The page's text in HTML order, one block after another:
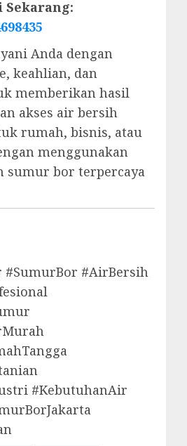
Anda dengan
keahlian, dan
memberikan hasil
akses air bersih
rumah, bisnis, atau
menggunakan
sumur bor terpercaya
#SumurBor #AirBersih
#KebutuhanAir